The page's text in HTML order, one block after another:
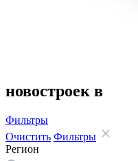
новостроек в
Фильтры
Очистить Фильтры
Регион